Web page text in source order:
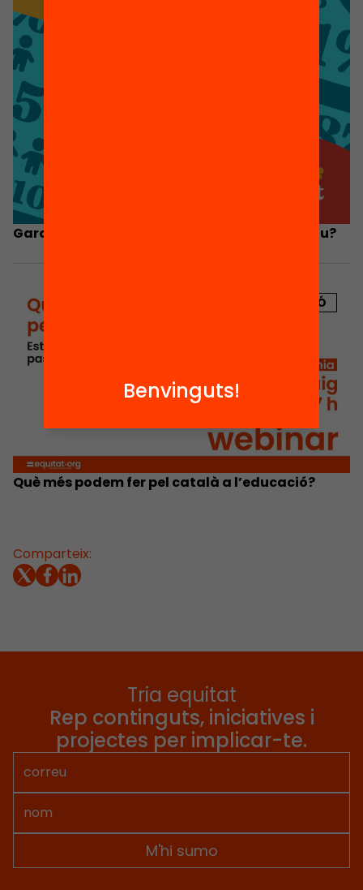
Comparteix:
Garantim el dret a gaudir d’activitats d’estiu?
PUBLICACIÓ
Què més podem fer pel català a l’educació?
Tria equitat
Rep continguts, iniciatives i
projectes per implicar-te.
Benvinguts!